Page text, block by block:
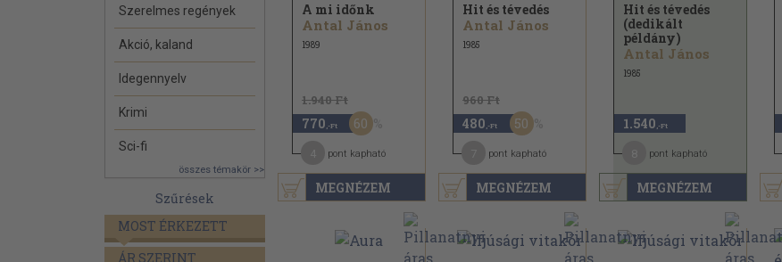
Szerelmes regények
Akció, kaland
Idegennyelv
Krimi
Sci-fi
összes témakör >>
Szűrések
MOST ÉRKEZETT
ÁR SZERINT
MEGNÉZEM
A mi időnk
Antal János
1989
1.940 Ft
770 ,-Ft 60
pont kapható
MEGNÉZEM
Hit és tévedés
Antal János
1985
960 Ft
480 ,-Ft 50
pont kapható
MEGNÉZEM
Hit és tévedés
(dedikált
példány)
Antal János
1985
1.540 ,-Ft
pont kapható